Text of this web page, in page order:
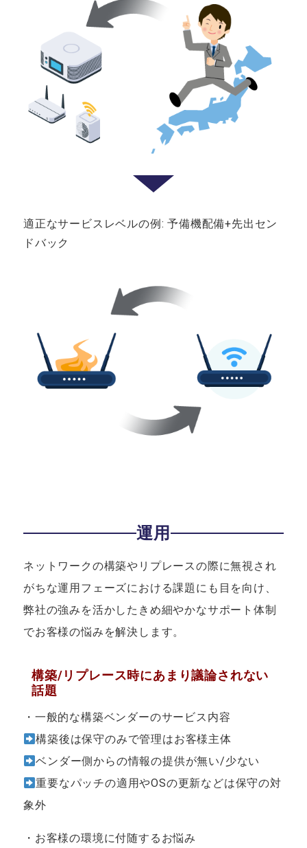
適正なサービスレベルの例: 予備機配備+先出セン
ドバック
運用
ネットワークの構築やリプレースの際に無視され
がちな運用フェーズにおける課題にも目を向け、
弊社の強みを活かしたきめ細やかなサポート体制
でお客様の悩みを解決します。
構築/リプレース時にあまり議論されない
話題
・一般的な構築ベンダーのサービス内容
構築後は保守のみで管理はお客様主体
ベンダー側からの情報の提供が無い/少ない
重要なパッチの適用やOSの更新などは保守の対
象外
・お客様の環境に付随するお悩み